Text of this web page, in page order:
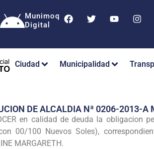
Munimoq
Digital
Ciudad Municipalidad
DE ALCALDIA Nª 0206-2013-A
en calidad de deuda la obligacion
00/100 Nuevos Soles),
MARGARETH.